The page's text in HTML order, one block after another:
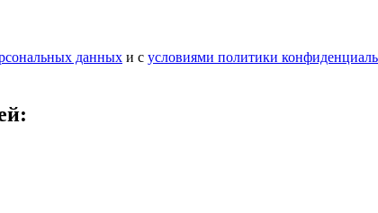
данных и с условиями политики